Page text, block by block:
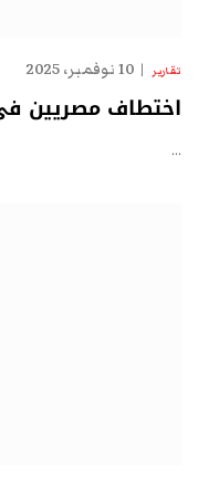
تقارير 10 نوفمبر، 2025
اختطاف مصريين
…